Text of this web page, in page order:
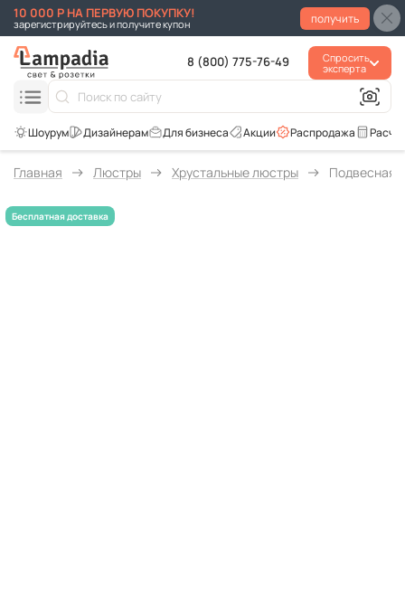
10 000 Р НА ПЕРВУЮ ПОКУПКУ!
зарегистрируйтесь и получите купон получить
8 (800) 775-76-49
Спросить
эксперта
Распродажа
Акции
Для бизнеса
Главная Люстры Хрустальные люстры Подвесная